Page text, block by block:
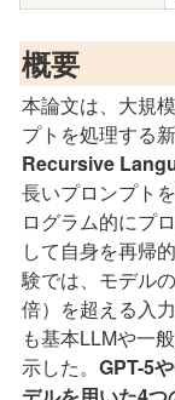
概要
本論文は、大規
プトを処理する
Recursive
長いプロンプト
ログラム的にプ
して自身を再帰
験では、モデル
倍）を超える入
も基本LLMや一
示した。 GPT-5